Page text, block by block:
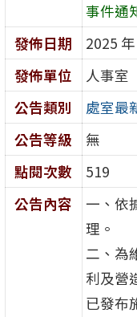
事件通
發佈日期
2025
發佈單位
人事室
公告類別
處室最
公告等級
無
點閱次數
519
公告內容
一、依
理。
二、為
利及營
已發布